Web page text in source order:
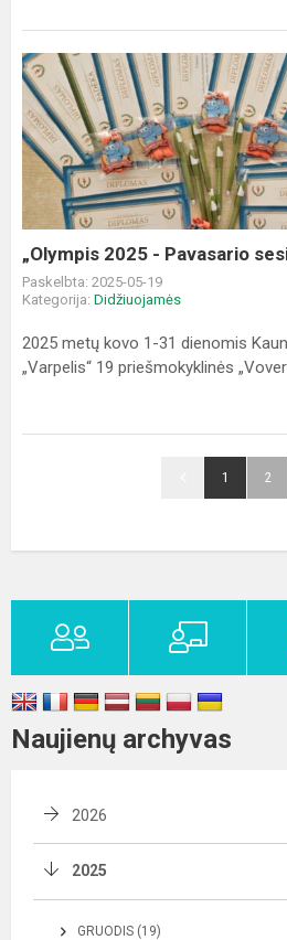
„Olympis
2025
-
Pavasario
sesija“!
„Olympis 2025 - Pavasario
Paskelbta: 2025-05-19
Kategorija: Didžiuojamės
2025 metų kovo 1-31 dienomis
„Varpelis“ 19 priešmokyklinės
1 2
Naujienų archyvas
2026
2025
GRUODIS (19)